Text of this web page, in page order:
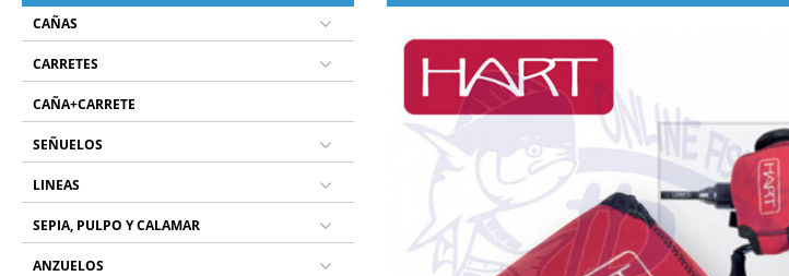
CAÑAS
CARRETES
CAÑA+CARRETE
SEÑUELOS
LINEAS
SEPIA, PULPO Y CALAMAR
ANZUELOS